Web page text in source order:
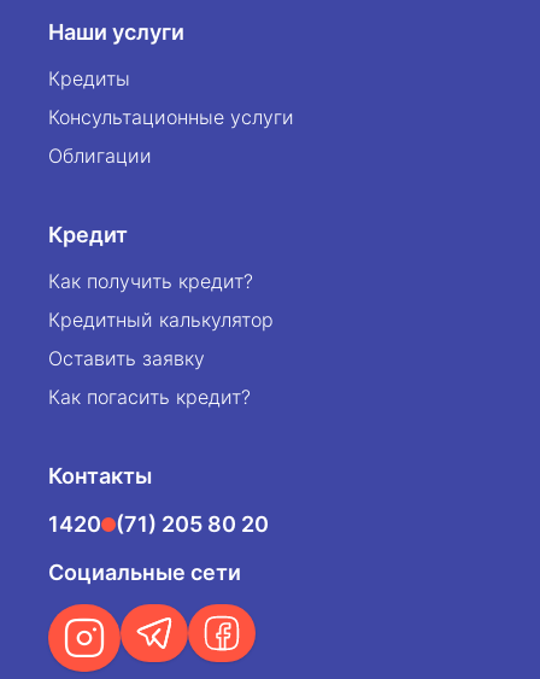
agat credit.
Дата: 23 июля 2025
Время: 10:00
Адрес: Fargona, “KOICA” Kasb-hunarga oqitish
markazi
agat credit благодарит за доверие и
финансами, но и знаниями. Ждём вас на
семинаре!
Наши услуги
Кредиты
Консультационные услуги
Облигации
Кредит
Как получить кредит?
Кредитный калькулятор
Оставить заявку
Как погасить кредит?
Контакты
1420
(71) 205 80 20
Социальные сети